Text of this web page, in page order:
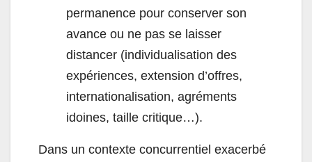
permanence pour conserver son
avance ou ne pas se laisser
distancer (individualisation des
expériences, extension d’offres,
internationalisation, agréments
idoines, taille critique…).
Dans un contexte concurrentiel exacerbé